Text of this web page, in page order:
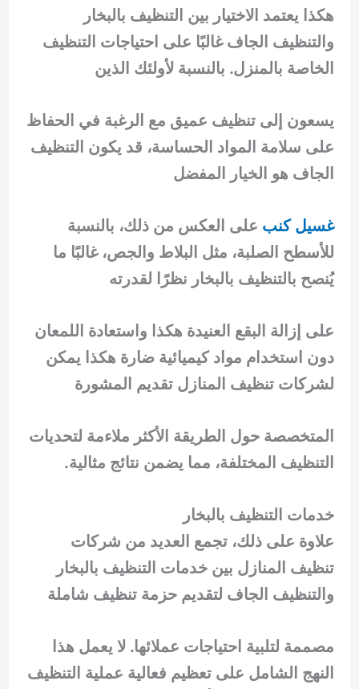
هكذا يعتمد الاختيار بين التنظيف بالبخار
والتنظيف الجاف غالبًا على احتياجات التنظيف
الخاصة بالمنزل. بالنسبة لأولئك الذين
يسعون إلى تنظيف عميق مع الرغبة في الحفاظ
على سلامة المواد الحساسة، قد يكون التنظيف
الجاف هو الخيار المفضل
غسيل كنب على العكس من ذلك، بالنسبة
للأسطح الصلبة، مثل البلاط والجص، غالبًا ما
يُنصح بالتنظيف بالبخار نظرًا لقدرته
على إزالة البقع العنيدة هكذا واستعادة اللمعان
دون استخدام مواد كيميائية ضارة هكذا يمكن
لشركات تنظيف المنازل تقديم المشورة
المتخصصة حول الطريقة الأكثر ملاءمة لتحديات
التنظيف المختلفة، مما يضمن نتائج مثالية.
خدمات التنظيف بالبخار
علاوة على ذلك، تجمع العديد من شركات
تنظيف المنازل بين خدمات التنظيف بالبخار
والتنظيف الجاف لتقديم حزمة تنظيف شاملة
مصممة لتلبية احتياجات عملائها. لا يعمل هذا
النهج الشامل على تعظيم فعالية عملية التنظيف